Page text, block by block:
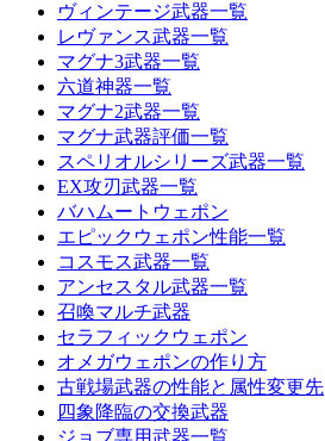
ヴィンテージ武器一覧
レヴァンス武器一覧
マグナ3武器一覧
六道神器一覧
マグナ2武器一覧
マグナ武器評価一覧
スペリオルシリーズ武器一覧
EX攻刃武器一覧
バハムートウェポン
エピックウェポン性能一覧
コスモス武器一覧
アンセスタル武器一覧
召喚マルチ武器
セラフィックウェポン
オメガウェポンの作り方
古戦場武器の性能と属性変更先
四象降臨の交換武器
ジョブ専用武器一覧